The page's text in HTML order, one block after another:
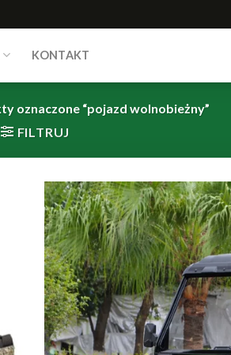
KONTAKT
oznaczone “pojazd wolnobieżny”
FILTRUJ